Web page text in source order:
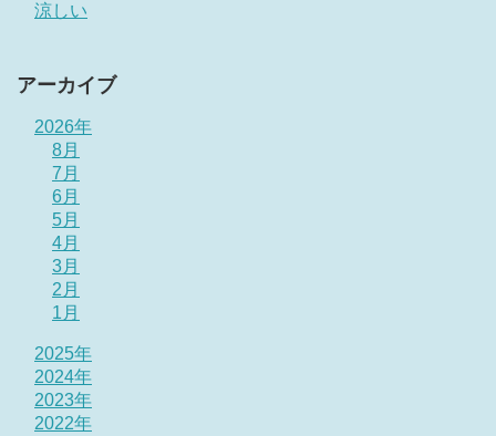
涼しい
アーカイブ
2026年
8月
7月
6月
5月
4月
3月
2月
1月
2025年
2024年
2023年
2022年